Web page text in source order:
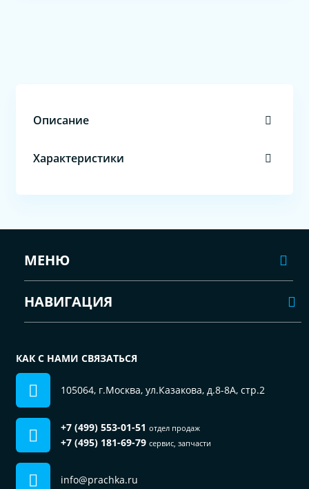
Описание
Характеристики
МЕНЮ
НАВИГАЦИЯ
КАК С НАМИ СВЯЗАТЬСЯ
105064, г.Москва, ул.Казакова, д.8-8А, стр.2
+7 (499) 553-01-51 отдел продаж
+7 (495) 181-69-79 сервис, запчасти
info@prachka.ru